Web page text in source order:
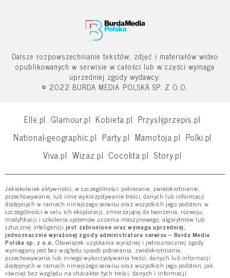
Dalsze rozpowszechnianie tekstów, zdjęć i materiałów wideo
opublikowanych w serwisie w całości lub w części wymaga
uprzedniej zgody wydawcy.
© 2022 BURDA MEDIA POLSKA SP. Z O.O.
Elle.pl Glamour.pl Kobieta.pl Przyslijprzepis.pl
National-geographic.pl Party.pl Mamotoja.pl Polki.pl
Viva.pl Wizaz.pl Cocolita.pl Story.pl
Jakiekolwiek aktywności, w szczególności: pobieranie, zwielokrotnianie,
przechowywanie, lub inne wykorzystywanie treści, danych lub informacji
dostępnych w ramach niniejszego serwisu oraz wszystkich jego podstron, w
szczególności w celu ich eksploracji, zmierzającej do tworzenia, rozwoju,
modyfikacji i szkolenia systemów uczenia maszynowego, algorytmów lub
sztucznej inteligencji jest zabronione oraz wymaga uprzedniej,
jednoznacznie wyrażonej zgody administratora serwisu – Burda Media
Polska sp. z o.o. Obowiązek uzyskania wyraźnej i jednoznacznej zgody
wymagany jest bez względu sposób pobierania, zwielokrotniania,
przechowywania lub innego wykorzystywania treści, danych lub informacji
dostępnych w ramach niniejszego serwisu oraz wszystkich jego podstron, jak
również bez względu na charakter tych treści, danych i informacji.